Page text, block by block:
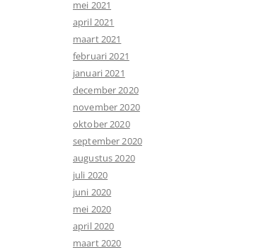
mei 2021
april 2021
maart 2021
februari 2021
januari 2021
december 2020
november 2020
oktober 2020
september 2020
augustus 2020
juli 2020
juni 2020
mei 2020
april 2020
maart 2020